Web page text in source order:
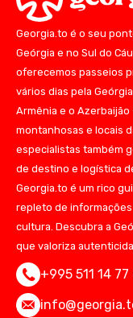
Georgia.to é o seu
Geórgia e no Sul do
oferecemos passeios
vários dias pela
Armênia e o
montanhosas e locais
especialistas também
de destino e logística
Georgia.to é um rico
repleto de
cultura. Descubra a
que valoriza
+995 511 14 77